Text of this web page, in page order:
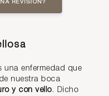
REVISIÓN?
una enfermedad que
nuestra boca
y con vello. Dicho